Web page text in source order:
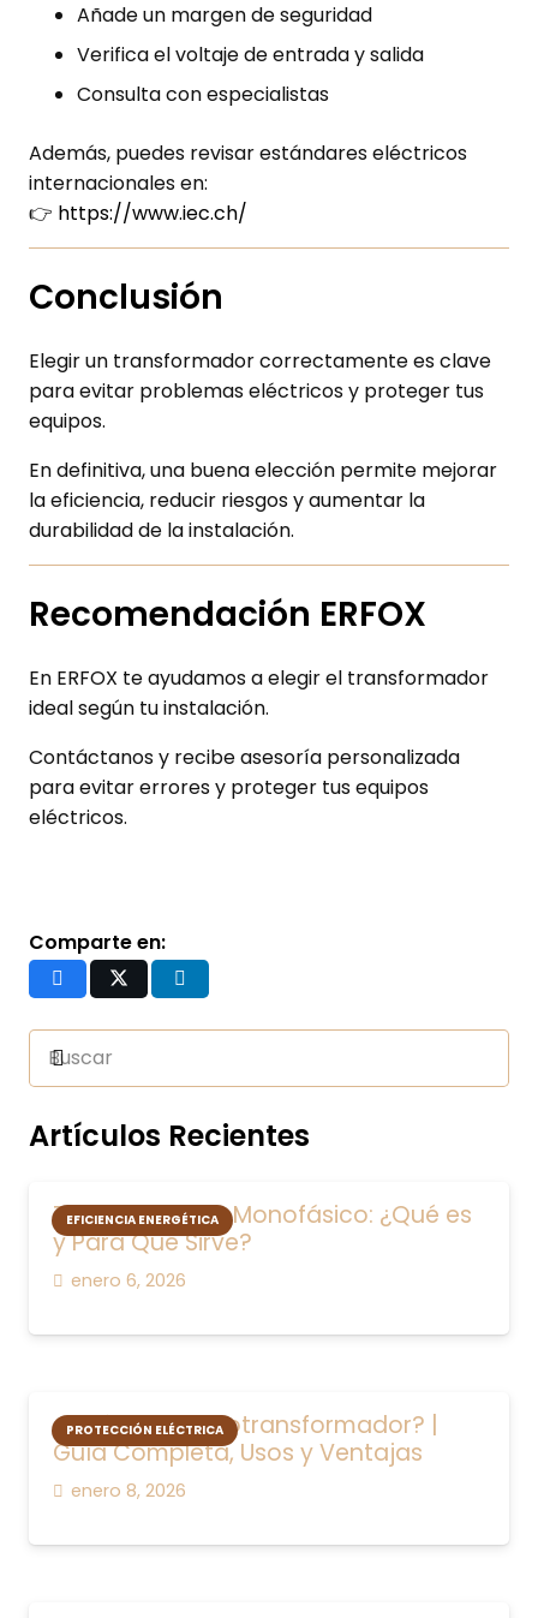
Añade un margen de seguridad
Verifica el voltaje de entrada y salida
Consulta con especialistas
Además, puedes revisar estándares eléctricos
internacionales en:
👉 https://www.iec.ch/
Conclusión
Elegir un transformador correctamente es clave
para evitar problemas eléctricos y proteger tus
equipos.
En definitiva, una buena elección permite mejorar
la eficiencia, reducir riesgos y aumentar la
durabilidad de la instalación.
Recomendación ERFOX
En ERFOX te ayudamos a elegir el transformador
ideal según tu instalación.
Contáctanos y recibe asesoría personalizada
para evitar errores y proteger tus equipos
eléctricos.
Comparte en:
Artículos Recientes
EFICIENCIA ENERGÉTICA
Transformador Monofásico: ¿Qué es
y Para Qué Sirve?
enero 6, 2026
PROTECCIÓN ELÉCTRICA
¿Qué es un Autotransformador? |
Guía Completa, Usos y Ventajas
enero 8, 2026